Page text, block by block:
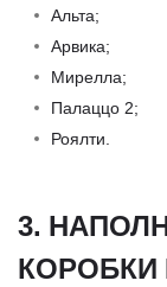
Альта;
Арвика;
Мирелла;
Палаццо 2;
Роялти.
3.
КОРОБКИ